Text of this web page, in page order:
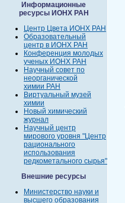
Информационные
ресурсы ИОНХ РАН
Центр Цвета ИОНХ РАН
Образовательный
центр в ИОНХ РАН
Конференция молодых
ученых ИОНХ РАН
Научный совет по
неорганической
химии РАН
Виртуальный музей
химии
Новый химический
журнал
Научный центр
мирового уровня "Центр
рационального
использования
редкометального сырья"
Внешние ресурсы
Министерство науки и
высшего образования